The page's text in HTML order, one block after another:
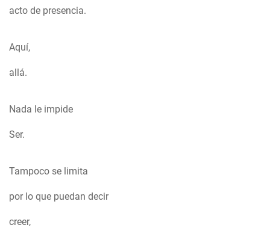
acto de presencia.
Aquí,
allá.
Nada le impide
Ser.
Tampoco se limita
por lo que puedan decir
creer,